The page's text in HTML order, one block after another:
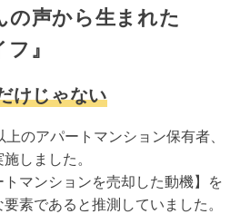
の声から生まれた
』
けじゃない
のアパートマンション保有者、
しました。
マンションを売却した動機】を
素であると推測していました。